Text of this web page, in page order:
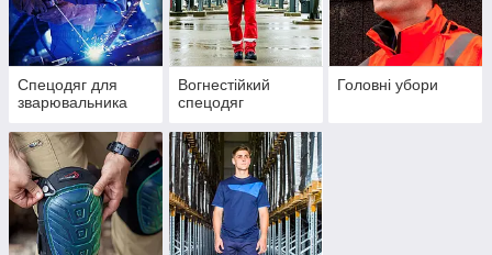
Спецодяг для
зварювальника
Вогнестійкий
спецодяг
Головні убори